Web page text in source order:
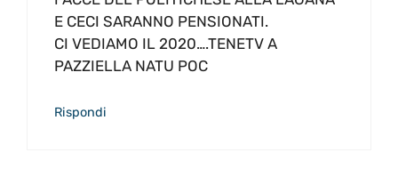
E CECI SARANNO PENSIONATI.
CI VEDIAMO IL 2020….TENETV A
PAZZIELLA NATU POC
Rispondi